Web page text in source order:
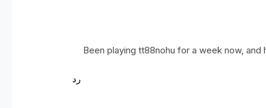
Been playing tt88nohu for a week now, and
رد